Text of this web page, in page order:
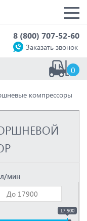
8 (800) 707-52-60
Заказать звонок
0
компрессоры
л/мин
17 900